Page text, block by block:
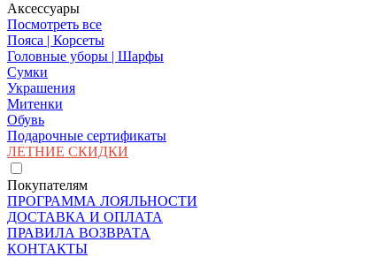
Аксессуары
Посмотреть все
Пояса | Корсеты
Головные уборы | Шарфы
Сумки
Украшения
Митенки
Обувь
Подарочные сертификаты
ЛЕТНИЕ СКИДКИ
Покупателям
ПРОГРАММА ЛОЯЛЬНОСТИ
ДОСТАВКА И ОПЛАТА
ПРАВИЛА ВОЗВРАТА
КОНТАКТЫ